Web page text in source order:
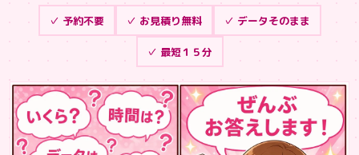
✓ 予約不要 ✓ お見積り無料 ✓ データそのまま
✓ 最短１５分